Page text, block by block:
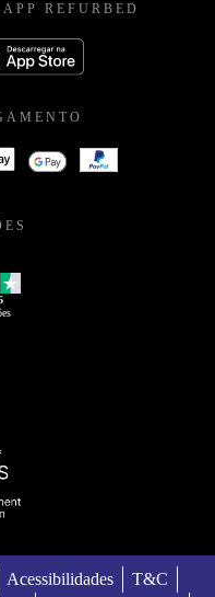
REFURBED
Acessibilidades
T&C